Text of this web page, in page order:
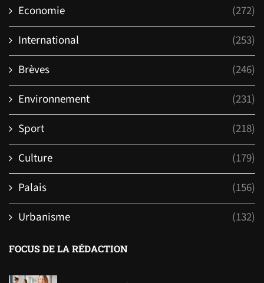
Economie
(272)
International
(253)
Brèves
(246)
Environnement
(231)
Sport
(218)
Culture
(179)
Palais
(156)
Urbanisme
(132)
FOCUS DE LA RÉDACTION